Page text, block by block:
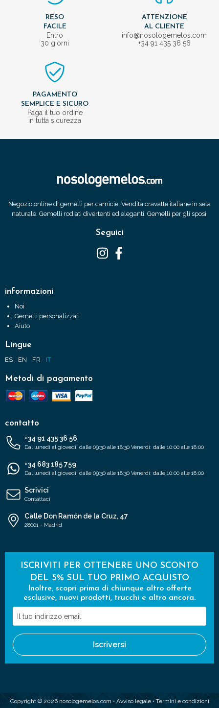
RESO
FACILE
Entro
30 giorni
ATTENZIONE
AL CLIENTE
info@nosologemelos.com
+34 91 435 36 56
PAGAMENTO
SEMPLICE E SICURO
Paga il tuo ordine
in tutta sicurezza
Negozio online di gemelli per camicie. Vendita cravatte italiane in seta
naturale. Gemelli rodiati divertenti ed eleganti. Gemelli per gli sposi.
Seguici
informazioni
Noi
Gemelli personalizzati
Aiuto
Lingue
ES EN FR IT
Metodi di pagamento
contatto
+34 91 435 36 56
Dal lunedì al giovedì: dalle 09:30 alle 18:30 Venerdì: dalle 10:00 alle 18:00
+34 683 185 759
Dal lunedì al giovedì: dalle 09:30 alle 18:30 Venerdì: dalle 10:00 alle 18:00
Scrivici
Contattaci
Calle Don Ramón de la Cruz, 47
28001 - Madrid
ISCRIVITI PER OTTENERE UNO SCONTO
DEL 5% SUL TUO PRIMO ACQUISTO
Inoltre, scopri prima di chiunque altro offerte
esclusive, nuovi prodotti, trucchi e altro ancora.
tuo
indirizzo
email
Iscriversi
Copyright © 2026 nosologemelos.com • Avviso legale• Termini e condizioni